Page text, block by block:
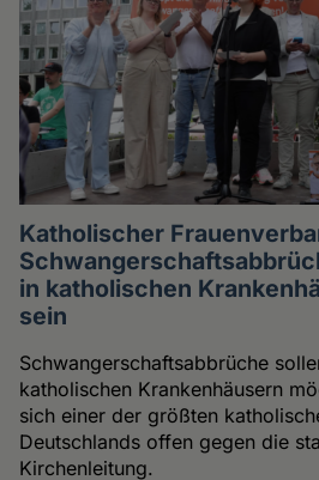
Katholischer
in katholischen
sein
Schwangerschaftsabbrüche
katholischen Krankenhäusern
sich einer der größten
Deutschlands offen gegen die
Kirchenleitung.